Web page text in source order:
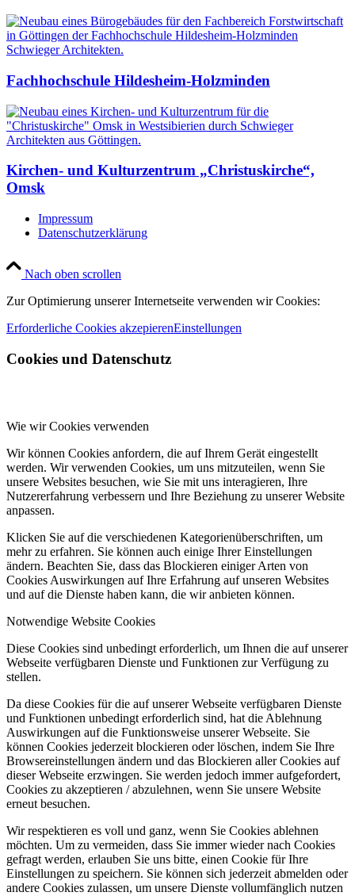
Fachhochschule Hildesheim-Holzminden
Kirchen- und Kulturzentrum „Christuskirche“,
Omsk
Impressum
Datenschutzerklärung
Nach oben scrollen
Zur Optimierung unserer Internetseite verwenden wir Cookies:
Erforderliche Cookies akzepierenEinstellungen
Cookies und Datenschutz
Wie wir Cookies verwenden
Wir können Cookies anfordern, die auf Ihrem Gerät eingestellt
werden. Wir verwenden Cookies, um uns mitzuteilen, wenn Sie
unsere Websites besuchen, wie Sie mit uns interagieren, Ihre
Nutzererfahrung verbessern und Ihre Beziehung zu unserer Website
anpassen.
Klicken Sie auf die verschiedenen Kategorienüberschriften, um
mehr zu erfahren. Sie können auch einige Ihrer Einstellungen
ändern. Beachten Sie, dass das Blockieren einiger Arten von
Cookies Auswirkungen auf Ihre Erfahrung auf unseren Websites
und auf die Dienste haben kann, die wir anbieten können.
Notwendige Website Cookies
Diese Cookies sind unbedingt erforderlich, um Ihnen die auf unserer
Webseite verfügbaren Dienste und Funktionen zur Verfügung zu
stellen.
Da diese Cookies für die auf unserer Webseite verfügbaren Dienste
und Funktionen unbedingt erforderlich sind, hat die Ablehnung
Auswirkungen auf die Funktionsweise unserer Webseite. Sie
können Cookies jederzeit blockieren oder löschen, indem Sie Ihre
Browsereinstellungen ändern und das Blockieren aller Cookies auf
dieser Webseite erzwingen. Sie werden jedoch immer aufgefordert,
Cookies zu akzeptieren / abzulehnen, wenn Sie unsere Website
erneut besuchen.
Wir respektieren es voll und ganz, wenn Sie Cookies ablehnen
möchten. Um zu vermeiden, dass Sie immer wieder nach Cookies
gefragt werden, erlauben Sie uns bitte, einen Cookie für Ihre
Einstellungen zu speichern. Sie können sich jederzeit abmelden oder
andere Cookies zulassen, um unsere Dienste vollumfänglich nutzen